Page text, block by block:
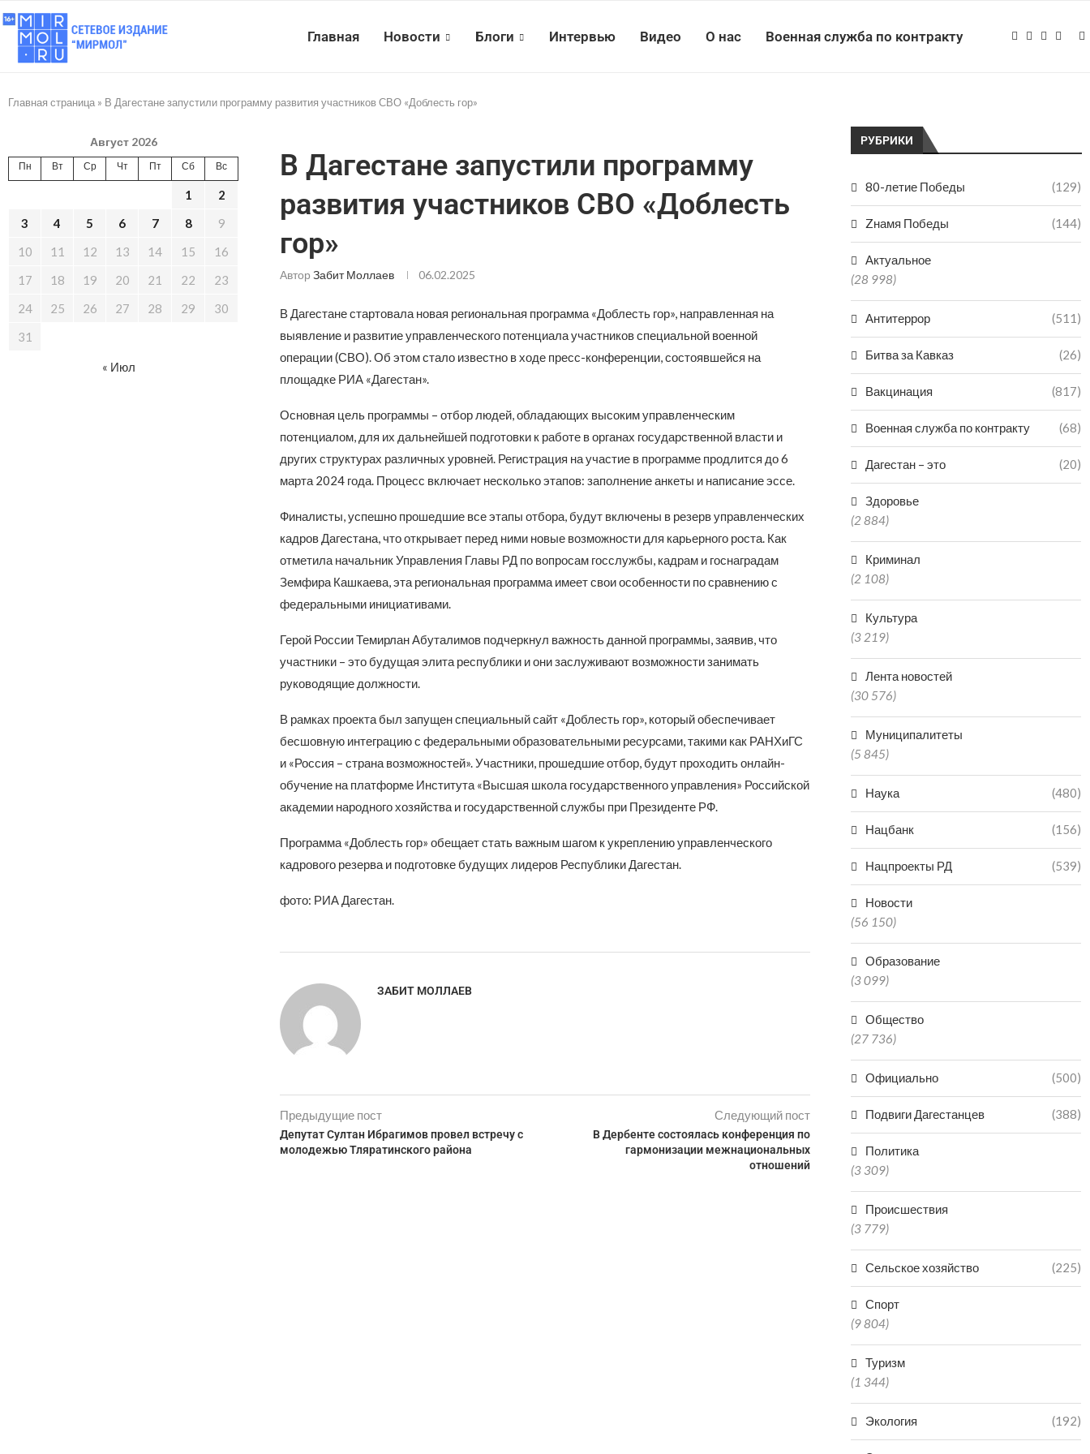
Главная Новости Блоги Интервью Видео О нас Военная служба по контракту
Главная страница » В Дагестане запустили программу развития участников СВО «Доблесть гор»
В Дагестане запустили программу
развития участников СВО «Доблесть
гор»
Автор Забит Моллаев 06.02.2025
В Дагестане стартовала новая региональная программа «Доблесть гор», направленная на
выявление и развитие управленческого потенциала участников специальной военной
операции (СВО). Об этом стало известно в ходе пресс-конференции, состоявшейся на
площадке РИА «Дагестан».
Основная цель программы – отбор людей, обладающих высоким управленческим
потенциалом, для их дальнейшей подготовки к работе в органах государственной власти и
других структурах различных уровней. Регистрация на участие в программе продлится до 6
марта 2024 года. Процесс включает несколько этапов: заполнение анкеты и написание эссе.
Финалисты, успешно прошедшие все этапы отбора, будут включены в резерв управленческих
кадров Дагестана, что открывает перед ними новые возможности для карьерного роста. Как
отметила начальник Управления Главы РД по вопросам госслужбы, кадрам и госнаградам
Земфира Кашкаева, эта региональная программа имеет свои особенности по сравнению с
федеральными инициативами.
Герой России Темирлан Абуталимов подчеркнул важность данной программы, заявив, что
участники – это будущая элита республики и они заслуживают возможности занимать
руководящие должности.
В рамках проекта был запущен специальный сайт «Доблесть гор», который обеспечивает
бесшовную интеграцию с федеральными образовательными ресурсами, такими как РАНХиГС
и «Россия – страна возможностей». Участники, прошедшие отбор, будут проходить онлайн-
обучение на платформе Института «Высшая школа государственного управления» Российской
академии народного хозяйства и государственной службы при Президенте РФ.
Программа «Доблесть гор» обещает стать важным шагом к укреплению управленческого
кадрового резерва и подготовке будущих лидеров Республики Дагестан.
фото: РИА Дагестан.
ЗАБИТ МОЛЛАЕВ
Предыдущие пост
Депутат Султан Ибрагимов провел встречу с
молодежью Тляратинского района
Следующий пост
В Дербенте состоялась конференция по
гармонизации межнациональных
отношений
РУБРИКИ
80-летие Победы (129)
Zнамя Победы (144)
Актуальное
(28 998)
Антитеррор (511)
Битва за Кавказ (26)
Вакцинация (817)
Военная служба по контракту (68)
Дагестан – это (20)
Здоровье
(2 884)
Криминал
(2 108)
Культура
(3 219)
Лента новостей
(30 576)
Муниципалитеты
(5 845)
Наука (480)
Нацбанк (156)
Нацпроекты РД (539)
Новости
(56 150)
Образование
(3 099)
Общество
(27 736)
Официально (500)
Подвиги Дагестанцев (388)
Политика
(3 309)
Происшествия
(3 779)
Сельское хозяйство (225)
Спорт
(9 804)
Туризм
(1 344)
Экология (192)
Август 2026
Пн Вт Ср Чт Пт Сб Вс
1
2
3
4 5 6 7 8
9
10
11 12 13 14 15
16
17
18 19 20 21 22
23
24
25 26 27 28 29
30
31
« Июл